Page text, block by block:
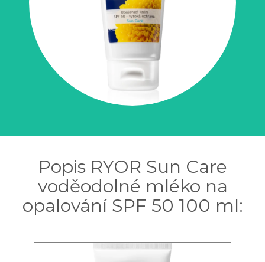
Popis RYOR Sun Care
voděodolné mléko na
opalování SPF 50 100 ml: